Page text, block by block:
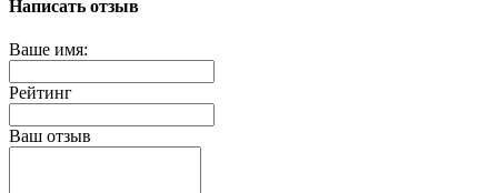
Написать отзыв
Ваше имя:
Рейтинг
Ваш отзыв